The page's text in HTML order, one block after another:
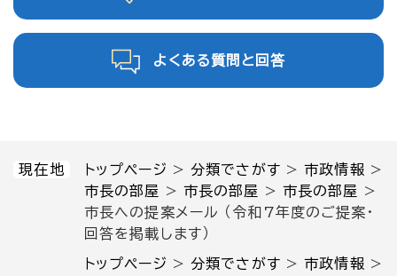
現在地 トップページ >分類でさがす >市政情報 >
市長の部屋
> 市長の部屋 > 市長の部屋
>
市長への提案メール （令和7年度のご提案・
回答を掲載します）
トップページ >分類でさがす >市政情報 >
よくある質問と回答